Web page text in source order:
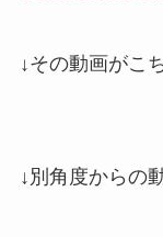
↓その動画がこ
↓別角度からの